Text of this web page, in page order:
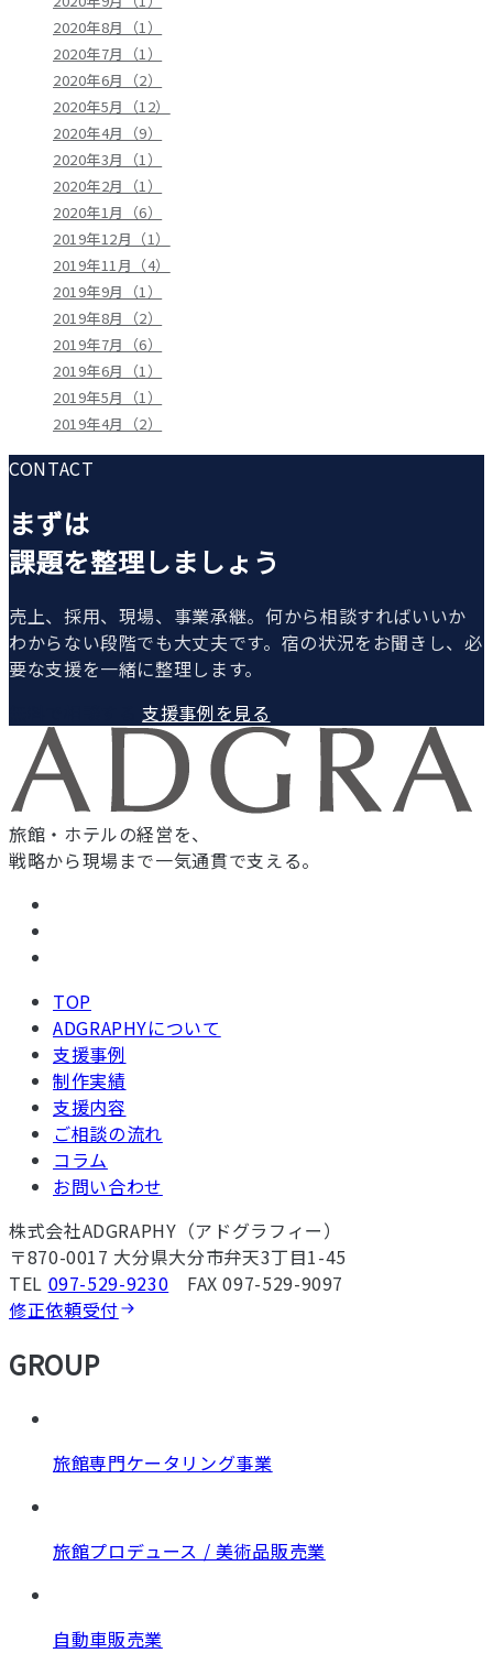
2020年8月（1）
2020年7月（1）
2020年6月（2）
2020年5月（12）
2020年4月（9）
2020年3月（1）
2020年2月（1）
2020年1月（6）
2019年12月（1）
2019年11月（4）
2019年9月（1）
2019年8月（2）
2019年7月（6）
2019年6月（1）
2019年5月（1）
2019年4月（2）
CONTACT
まずは
課題を整理しましょう
売上、採用、現場、事業承継。何から相談すればいいか
わからない段階でも大丈夫です。宿の状況をお聞きし、必
要な支援を一緒に整理します。
支援事例を見る
旅館・ホテルの経営を、
戦略から現場まで一気通貫で支える。
TOP
ADGRAPHYについて
支援事例
制作実績
支援内容
ご相談の流れ
コラム
お問い合わせ
株式会社ADGRAPHY（アドグラフィー）
〒870-0017 大分県大分市弁天3丁目1-45
TEL 097-529-9230 FAX 097-529-9097
修正依頼受付
GROUP
旅館専門ケータリング事業
旅館プロデュース / 美術品販売業
自動車販売業